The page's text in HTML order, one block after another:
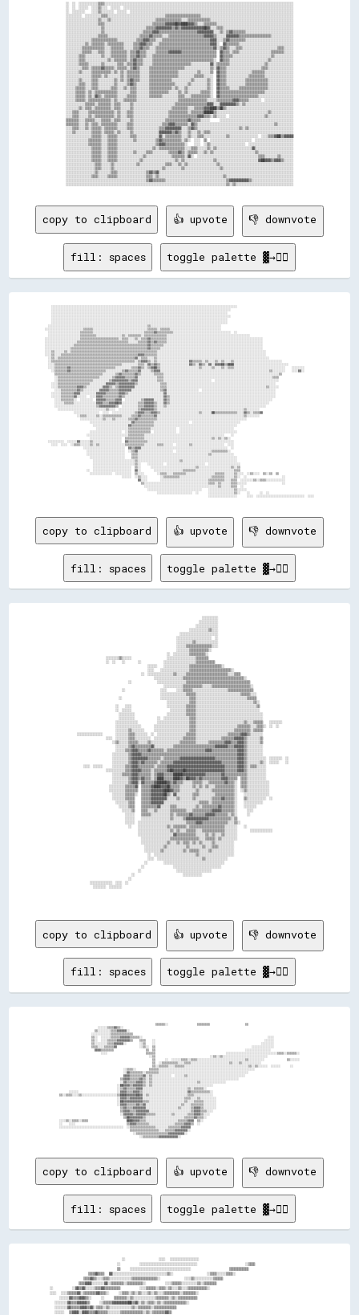
░░  ░░  ░░░░░░░░░░░░▒▒▒▒░░░░░░░░░░░░░░░░░░░░░░░░░░░░░░░░░░░░░░░░░░░░░░░░░░░░░░░░░░░░░░░░░░░░░░░░░░░░░░░░░░░░░░░░░░░░░░░░░░░░░░░░░░░░░░░░░░░░░░
░░  ░░  ░░░░░░  ░░░░▒▒░░░░  ░░░░░░  ░░░░░░░░░░░░░░░░░░░░░░░░░░░░░░░░░░░░░░░░░░░░░░░░░░░░░░░░░░░░░░░░░░░░░░░░░░░░░░░░░░░░░░░░░░░░░░░░░░░░░░░░░░
░░  ░░░░░░░░    ░░░░▒▒░░░░░░░░  ░░░░░░  ░░░░░░░░░░░░░░░░░░░░░░░░░░░░░░░░░░░░░░░░░░░░░░░░░░░░░░░░░░░░░░░░░░░░░░░░░░░░░░░░░░░░░░░░░░░░░░░░░░░░░░
░░░░░░░░░░  ░░░░░░░░░░▒▒▒▒░░░░░░░░░░░░░░░░░░░░░░░░░░░░░░░░░░░░▒▒▒▒▒▒▒▒▒▒▒▒▒▒▒▒▒▒▒▒▒▒░░░░░░░░░░░░░░░░░░░░░░░░░░░░░░░░░░░░░░░░░░░░░░░░░░░░░░░░░░
░░░░░░░░░░░░░░░░░░░░▒▒░░░░▒▒░░░░░░░░░░░░░░░░░░░░░░░░░░░░▒▒▒▒▒▒▒▒▒▒▒▒▒▒▒▒░░░░▒▒▒▒▒▒▒▒▒▒▒▒▒▒░░░░░░░░░░░░░░░░░░░░░░░░░░░░░░░░░░░░░░░░░░░░░░░░░░░░
░░░░░░░░░░░░░░░░░░░░▒▒▒▒░░░░░░░░░░░░░░░░░░░░░░░░░░░░░░▒▒▒▒▒▒▒▒▓▓▓▓▓▓██▓▓████▓▓▓▓▒▒░░░░▒▒▒▒▒▒▒▒░░░░░░░░░░░░░░░░░░░░░░░░░░░░░░░░░░░░░░░░░░░░░░░░
░░░░░░░░░░░░░░░░░░░░░░▒▒░░░░░░░░░░░░░░░░░░░░░░░░░░▒▒▒▒▒▒▓▓▓▓▓▓▓▓▓▓▒▒▓▓▒▒▓▓▓▓▓▓▓▓▓▓▓▓▓▓██▓▓░░░░▒▒▒▒░░░░░░░░░░░░░░░░░░░░░░░░░░░░░░░░░░░░░░░░░░░░
░░░░░░░░░░░░░░░░░░░░░░▒▒░░░░░░░░░░░░░░░░░░░░░░░░▒▒▒▒▒▒▓▓▓▓▒▒▒▒▒▒▒▒▒▒▒▒▒▒▒▒▒▒▒▒▒▒▒▒▓▓▓▓▓▓▓▓▓▓░░░░▒▒░░▒▒▓▓▒▒▒▒▒▒▒▒░░░░░░░░░░░░░░░░░░░░░░░░░░░░░░
░░░░░░░░░░░░░░░░░░░░▒▒▒▒▒▒░░░░░░░░░░░░░░░░░░░░▒▒▒▒▒▒▓▓▒▒▒▒▒▒░░░░▒▒▒▒▒▒▒▒▒▒▒▒▒▒▒▒▒▒▒▒▒▒▓▓▓▓▓▓▒▒░░░░░░▓▓▓▓▓▓▓▓▒▒▒▒▒▒▒▒▒▒▒▒▒▒▒▒▒▒▒▒░░░░░░░░░░░░░░
░░░░░░░░░░░░░░░░▒▒▒▒▒▒▒▒▒▒▒▒▒▒▒▒░░░░░░░░░░░░▒▒▒▒▓▓▓▓▒▒▒▒░░░░▒▒▒▒▒▒▒▒▒▒▒▒▒▒▒▒▒▒▒▒▒▒▒▒▒▒▒▒▒▒▓▓▓▓░░░░▒▒▓▓▒▒▒▒▒▒▒▒▒▒░░░░░░░░░░░░░░░░░░░░░░░░░░░░░░
░░░░░░░░░░░░▒▒░░▒▒▒▒▒▒▒▒░░▒▒▒▒▒▒▒▒▒▒░░░░░░▒▒▒▒▓▓▓▓▒▒▒▒░░░░▒▒▒▒▒▒▒▒▒▒▒▒▒▒▒▒▒▒▒▒▒▒▒▒▒▒▒▒▒▒▒▒▓▓▓▓░░  ▓▓▒▒▒▒▒▒▒▒░░░░░░░░░░░░░░░░░░░░░░░░░░░░░░░░░░
░░░░░░░░░░▒▒▒▒▒▒▒▒▒▒▒▒▒▒░░░░▒▒▒▒▒▒▒▒░░░░░░▒▒▒▒▓▓▒▒▒▒░░░░▒▒▒▒▒▒▒▒▒▒▒▒▒▒▒▒▒▒▒▒▒▒▒▒▒▒▒▒▒▒▒▒▒▒▒▒▓▓░░▒▒▓▓▒▒░░░░▒▒▒▒░░░░░░░░░░░░░░░░░░░░░░▒▒▒▒░░░░░░
░░░░░░░░░░▒▒▒▒▒▒░░░░▒▒▒▒░░░░▒▒▒▒▒▒▒▒▒▒░░▒▒▒▒▓▓▒▒▒▒░░░░░░▒▒▒▒▒▒▒▒▓▓▓▓▓▓▓▓▒▒▒▒▒▒▒▒▒▒▒▒▒▒▒▒▒▒▒▒▒▒  ▓▓▒▒▒▒░░▒▒▒▒░░░░░░░░░░░░░░░░░░░░▒▒▒▒▒▒▒▒░░░░░░
░░░░░░░░▒▒▒▒░░░░░░░░░░▒▒░░░░▒▒▒▒▒▒▒▒▒▒░░▒▒▒▒▓▓▒▒▒▒░░░░▒▒▒▒▒▒▒▒▒▒▒▒▒▒▒▒▒▒▒▒▒▒▒▒▒▒▒▒▒▒▒▒▒▒▒▒▒▒▒▒  ▓▓▒▒▒▒▒▒░░░░░░░░░░░░░░░░░░░░░░░░▒▒░░░░░░░░░░░░
░░░░░░░░▒▒▒▒░░░░░░░░░░░░░░▒▒░░▒▒▒▒▒▒▒▒░░▒▒▓▓▒▒▒▒░░░░░░▒▒▒▒▒▒▒▒▒▒▒▒▒▒▒▒▒▒▒▒▒▒▒▒▒▒▒▒▒▒▒▒▒▒▒▒▒▒░░  ▓▓▒▒▒▒░░░░░░░░░░░░░░░░░░░░░░░░▒▒░░░░░░░░░░░░░░
░░░░░░░░▒▒▒▒▒▒░░░░░░░░▒▒░░░░░░░░▒▒▒▒░░▒▒▒▒▓▓▒▒▒▒░░░░░░▒▒▒▒▒▒▒▒▒▒▒▒▒▒▒▒▒▒▒▒▒▒▒▒░░░░░░░░░░░░▓▓░░▒▒▒▒▒▒▒▒░░░░░░░░░░░░░░░░░░░░░░▒▒░░░░░░░░░░░░░░░░
░░░░░░░░░░▒▒▒▒░░▒▒▒▒▒▒▓▓▒▒▒▒▒▒░░▒▒▒▒▒▒░░▒▒▓▓▒▒░░░░░░▒▒▒▒▒▒▒▒▒▒▒▒▒▒▒▒▒▒▒▒▒▒░░░░░░░░░░░░░░░░▒▒░░▓▓▒▒▒▒░░░░░░░░░░░░░░░░░░░░░░▒▒▒▒░░░░░░░░░░░░░░░░
░░░░░░░░▒▒░░░░░░▒▒▒▒▒▒▒▒▒▒▒▒░░▒▒░░▒▒░░▒▒▒▒▒▒▒▒░░░░░░▒▒▒▒▒▒▒▒▒▒▒▒▒▒▒▒▒▒░░░░░░░░░░░░▒▒░░░░░░▒▒  ▓▓▒▒▒▒░░░░░░░░░░░░░░░░▒▒▒▒▒▒▒▒░░░░░░░░░░░░░░░░░░
░░░░░░░░░░░░░░░░▒▒▒▒▒▒░░▒▒░░░░░░░░▒▒░░▒▒▒▒▒▒▒▒░░░░░░▒▒▒▒▒▒▒▒▒▒▒▒▒▒▒▒▒▒░░░░░░░░░░▒▒▒▒▒▒░░░░░░  ▓▓▒▒▒▒░░░░░░░░░░░░░░▒▒▒▒▒▒▒▒▒▒░░░░░░░░░░░░░░░░░░
░░░░░░░░▒▒░░░░░░▒▒▒▒░░░░░░░░░░▒▒░░▒▒░░▒▒▓▓▒▒▒▒░░░░░░▒▒▒▒▒▒▒▒▒▒▒▒▒▒░░░░░░░░░░░░▒▒░░░░░░░░▒▒░░  ▓▓▒▒▒▒░░░░░░░░░░░░▒▒▒▒▒▒▒▒▒▒▒▒▒▒░░░░░░░░░░░░░░░░
░░░░░░░░▒▒▒▒░░░░▒▒▒▒░░░░░░░░░░▒▒░░░░░░▒▒▓▓▒▒░░░░░░░░▒▒▒▒▒▒▒▒▒▒▒▒▒▒▒▒░░░░░░░░▒▒░░░░░░░░░░▒▒░░  ▓▓▒▒▒▒░░░░░░░░░░░░▒▒▒▒▒▒▒▒▒▒▒▒▒▒░░░░░░░░░░░░░░░░
░░░░░░▒▒▒▒▒▒░░░░▒▒▒▒░░░░░░░░▒▒▒▒░░░░▒▒░░▒▒▒▒░░░░░░░░▒▒▒▒▒▒▒▒▒▒▒▒▒▒░░▒▒░░░░▒▒░░░░░░░░░░░░▒▒░░  ▓▓▒▒▒▒▒▒░░░░░░▒▒▒▒▒▒▒▒▒▒▒▒▒▒▒▒▒▒░░░░░░░░░░░░░░░░
░░░░░░▒▒▒▒▒▒░░▒▒░░▒▒▒▒▒▒▒▒▒▒▒▒▒▒░░░░░░░░▒▒▒▒░░░░░░░░▒▒▒▒▒▒▒▒▒▒▒▒░░░░░░▒▒░░▒▒░░░░░░░░▒▒▒▒▒▒░░  ▓▓▒▒▒▒▒▒▒▒▒▒▒▒▒▒▒▒▒▒▒▒▒▒▒▒▒▒▒▒░░░░░░░░░░░░░░░░░░
░░░░░░▒▒▒▒▒▒░░▒▒░░▓▓▒▒░░▒▒▒▒▒▒▒▒░░░░░░▒▒▒▒▒▒░░░░░░░░▒▒▒▒▒▒▒▒░░░░░░░░░░▒▒▒▒░░░░▒▒▒▒▒▒▒▒▒▒▒▒░░  ▓▓▒▒▒▒▒▒▒▒▒▒▒▒▒▒▒▒▒▒▒▒▒▒▒▒░░░░░░░░░░░░░░░░░░░░░░
░░░░░░▒▒▒▒▒▒░░▒▒▒▒▒▒▒▒▒▒▒▒▒▒░░▒▒░░░░▒▒▒▒▒▒▒▒░░░░░░░░░░░░░░░░░░░░░░░░░░▒▒▒▒▒▒▒▒▒▒▒▒▒▒▒▒▒▒░░░░░░▒▒▒▒▒▒▒▒▒▒▓▓▓▓▒▒▒▒▒▒░░░░░░░░  ░░░░░░░░░░░░░░░░░░
░░░░░░░░░░░░▒▒▒▒▒▒░░▒▒▒▒▒▒▒▒░░▒▒▒▒░░░░░░▒▒░░░░░░░░░░░░░░░░░░░░░░░░░░▒▒▒▒▒▒▒▒▒▒▒▒▒▒▒▒▒▒▒▒▓▓▓▓░░░░▓▓▓▓▓▓▓▓▓▓▒▒░░▒▒░░░░░░░░░░░░░░░░░░░░░░░░░░░░░░
░░░░░░░░▒▒░░▒▒▒▒░░▒▒▒▒▒▒▒▒▒▒░░▒▒▒▒░░░░░░▒▒░░░░░░░░░░░░░░░░░░░░░░░░▒▒▒▒▒▒▒▒▒▒░░░░▒▒▒▒▒▒▓▓▓▓████▒▒██▒▒░░░░░░░░░░░░░░░░░░░░░░░░░░░░░░░░░░░░░░░░░░
░░░░▒▒▒▒░░░░░░▒▒▒▒▒▒▒▒▒▒▒▒▒▒▒▒░░▒▒░░░░▒▒▒▒░░░░░░░░░░░░░░░░░░░░░░▒▒▒▒▒▒▒▒▒▒▒▒░░▒▒▒▒▒▒▒▒██████▒▒░░░░░░░░░░░░░░░░░░░░░░░░░░░░░░░░▒▒░░░░░░░░░░░░░░
░░░░▒▒▒▒░░░░░░▒▒░░▒▒▒▒▒▒▒▒▒▒▒▒░░▒▒░░░░▒▒▒▒░░░░░░░░░░░░░░░░░░░░░░▒▒▒▒▒▒▒▒▒▒▒▒▒▒▒▒▒▒▓▓▓▓▒▒▒▒░░▒▒░░░░░░  ░░░░░░░░░░░░░░░░░░░░░░▒▒░░░░░░░░░░░░░░░░
▒▒▒▒▒▒▒▒░░░░▒▒▒▒▒▒░░░░▒▒▒▒▒▒░░▒▒▒▒░░░░░░▒▒░░░░░░░░░░░░░░░░░░░░▒▒▒▒▒▒▒▒▒▒▒▒▒▒▓▓▒▒▒▒▒▒░░░░░░      ░░░░░░░░░░░░░░░░░░░░░░░░░░░░░░░░░░░░░░░░░░░░░░
▒▒▒▒▒▒▒▒░░░░▒▒░░▒▒▒▒░░▒▒▒▒▒▒▒▒▒▒░░░░░░▒▒▒▒░░░░░░░░░░░░░░░░░░▒▒▒▒▓▓▓▓▒▒▒▒▒▒▒▒░░▓▓▒▒░░░░░░░░░░░░░░░░░░░░░░░░░░░░░░░░░░░░░░░░░░░░░░░░▒▒░░░░░░░░░░
░░░░▒▒▒▒░░░░▒▒░░▒▒▒▒▒▒░░▒▒▒▒▒▒▒▒░░░░░░▒▒▒▒░░░░░░░░░░░░░░░░▒▒▒▒▓▓▓▓▓▓▓▓▓▓░░░░▒▒▓▓▒▒░░░░░░░░░░░░░░░░░░░░░░░░░░▒▒░░▒▒░░░░░░░░░░░░░░░░░░░░░░░░░░░░
░░░░▒▒░░░░░░░░░░▒▒▒▒▒▒░░▒▒▒▒▒▒░░▒▒░░░░░░▒▒░░░░░░░░░░░░░░░░▓▓▓▓▓▓▓▓▒▒▓▓▒▒░░░░▒▒░░░░▒▒░░▒▒▒▒░░░░░░░░░░░░░░░░░░░░░░░░░░░░░░░░░░░░░░░░░░░░░░░░░░░░
░░░░░░░░░░░░░░░░▒▒▒▒▒▒░░░░▒▒▒▒▒▒░░░░░░░░▒▒▒▒░░░░░░░░░░░░░░▓▓░░▒▒▒▒▒▒▒▒▒▒░░░░▒▒░░░░▒▒▒▒░░░░░░░░░░░░░░▒▒░░░░░░░░░░░░░░░░░░  ░░░░▒▒▒▒▓▓██▒▒▓▓▓▓▓▓
░░░░░░░░░░░░░░▒▒▒▒▒▒▒▒░░░░▒▒▒▒▒▒░░░░░░░░░░▒▒░░░░░░░░░░░░▒▒▓▓▒▒▒▒▒▒▒▒▒▒▒▒░░▒▒░░  ░░░░  ▒▒  ░░░░░░░░░░░░░░░░░░░░░░░░░░  ░░░░░░░░░░░░░░░░░░░░░░░░
░░░░░░░░░░░░░░▒▒▒▒▒▒▒▒░░░░▒▒▒▒▒▒░░░░░░░░░░░░░░░░░░░░░░░░▒▒▓▓▓▓▒▒▒▒▒▒▒▒▒▒▒▒░░    ░░░░  ░░▒▒░░░░░░░░░░░░░░░░░░░░░░  ░░░░░░░░░░░░░░░░░░░░░░░░░░░░
░░░░░░░░░░░░░░░░▒▒▒▒▒▒░░░░▒▒▒▒▒▒░░░░░░░░░░░░░░░░░░░░░░▒▒░░▒▒▒▒▒▒▒▒▒▒▒▒▒▒▒▒░░░░▒▒▒▒░░░░░░▒▒░░▒▒░░░░░░░░░░░░░░░░░░░░░░▓▓░░░░░░░░░░░░░░░░░░░░░░░░
░░░░░░░░░░░░░░░░▒▒▒▒▒▒░░░░▒▒▒▒▒▒░░░░░░░░░░▒▒░░░░░░▒▒▒▒░░░░░░░░░░▒▒▒▒▒▒▓▓▒▒░░▒▒▒▒▒▒░░░░▒▒░░▒▒░░░░░░░░░░░░░░░░░░░░░░░░░░▒▒░░░░░░░░░░░░░░░░░░░░░░
░░░░░░░░░░░░░░░░▒▒▒▒▒▒░░░░▒▒▒▒▒▒░░░░░░░░░░░░░░░░▒▒░░░░░░░░░░░░░░░░▒▒▒▒▒▒▒▒░░▓▓░░  ░░░░░░░░░░░░░░░░░░░░░░░░░░░░░░░░░░░░░░▒▒▒▒░░░░░░░░▒▒░░░░░░░░
░░░░░░░░░░░░░░░░▒▒▒▒▒▒░░░░▒▒▒▒▒▒░░░░░░░░░░░░░░▒▒░░░░░░░░░░░░░░░░░░░░▒▒░░▒▒░░░░░░░░░░░░░░░░░░▒▒░░░░░░░░░░░░░░░░░░░░░░░░░░▓▓██▓▓▓▓▒▒▓▓▓▓▒▒░░░░░░
░░░░░░░░░░░░░░░░░░▒▒▒▒░░░░░░▒▒░░░░░░░░░░░░░░▒▒░░░░░░░░░░░░░░░░▒▒▒▒░░░░▒▒░░▒▒░░░░░░░░░░░░░░░░░░▒▒░░░░░░░░░░░░░░░░░░░░░░░░░░░░░░░░░░░░░░░░░░░░░░
░░░░░░░░░░░░░░░░░░▒▒▒▒░░░░░░▒▒░░░░░░░░░░░░░░░░░░░░░░░░░░░░░░▒▒░░░░░░░░░░▒▒░░░░░░░░░░░░░░░░░░░░░░▒▒░░░░░░░░░░░░░░░░░░░░░░░░░░░░░░░░░░░░░░░░░░░░
░░░░░░░░░░░░░░░░░░▒▒░░░░░░░░▒▒▒▒░░░░░░░░░░░░░░░░░░▒▒▓▓▒▒▓▓░░░░░░░░░░░░░░░░░░░░░░░░░░░░░░░░░░░░░░░░░░░░░░░░░░░░░░░░░░░░░░░░░░░░░░░░░░░░░░░░░░░░
░░░░░░░░░░░░░░░░▒▒▒▒░░░░░░▒▒▒▒▒▒░░░░░░░░░░░░░░░░░░▒▒▒▒░░▒▒░░░░░░░░░░░░░░░░░░░░░░░░░░░░░░░░░░░░░░░░▒▒░░░░░░░░░░░░░░░░░░░░░░░░░░░░░░░░░░░░░░░░░░
░░░░░░░░░░░░░░░░░░░░░░░░░░░░░░░░░░░░░░░░░░░░░░░░░░▒▒▓▓▒▒▒▒▒▒▒▒░░░░░░░░░░░░░░░░░░░░░░░░░░░░░░░░░░░░░░▒▒▓▓▓▓▓▓▓▓▓▓▓▓▒▒░░░░░░░░░░░░░░░░░░░░░░░░░░
copy to clipboard 👍 upvote 👎 downvote
fill: spaces toggle palette ▓→✊🏽
copy to clipboard 👍 upvote 👎 downvote
fill: spaces toggle palette ▓→✊🏽
                                                                          ░░░░░░░░░░░░▒▒░░░░
                                                                  ░░░░░░░░░░▒▒░░░░░░░░░░░░░░
                                                                  ░░░░░░▒▒▒▒▒▒▒▒▒▒▒▒▒▒▒▒░░░░
                                                                  ░░░░░░░░▒▒▒▒▒▒▒▒▒▒▒▒░░
                                                            ░░  ░░░░░░░░░░▒▒▒▒▒▒▒▒▒▒░░
                      ░░░░░░░░▒▒░░░░░░                      ░░░░░░░░░░░░░░░░░░▒▒▒▒▒▒▒▒
                      ░░  ░░    ░░        ░░              ░░░░░░░░░░░░░░░░░░░░▒▒▒▒▒▒▒▒▒▒▒▒
                                                ░░░░░░    ░░░░░░░░░░░░░░░░▒▒▒▒▒▒▒▒▒▒▒▒▒▒▒▒▒▒▒▒░░
                                                ░░░░    ░░░░░░░░░░░░░░░░░░▒▒▒▒▒▒▒▒▒▒▒▒▒▒▒▒▒▒▒▒▒▒▒▒▒▒░░
                                            ░░  ░░░░░░░░░░░░░░░░▒▒░░░░░░▒▒▒▒▒▒▒▒▒▒▒▒▒▒▒▒▒▒▒▒▒▒▒▒▒▒░░░░▒▒▒▒
                                                    ░░░░░░░░░░░░░░░░░░▒▒▒▒▒▒▒▒▒▒▒▒▒▒▒▒▒▒▒▒▒▒▒▒▒▒▒▒▒▒▒▒▒▒▒▒▒▒░░
                                    ░░                ░░░░░░░░░░░░░░░░░░▒▒▒▒▒▒▒▒▒▒▒▒▒▒▒▒▒▒▒▒▒▒▒▒▒▒▒▒▒▒▒▒▒▒▒▒▒▒▒▒
                                                          ░░░░░░░░░░░░▒▒▒▒▒▒▒▒▒▒▒▒░░░░░░▒▒▒▒▒▒▒▒▒▒▒▒▒▒▒▒▒▒▒▒▒▒▒▒░░
                                ░░                      ░░░░      ░░░░▒▒▒▒▒▒░░░░░░░░░░░░░░░░░░░░░░▒▒▒▒▒▒▒▒▒▒▒▒▒▒▒▒
                                                        ░░░░░░░░░░░░░░░░▒▒▒▒▒▒░░░░░░░░░░░░░░░░░░░░░░░░░░░░▒▒▒▒▒▒░░░░
                              ░░                        ░░░░░░░░░░░░░░░░░░▒▒▒▒░░░░░░░░░░░░░░░░░░░░░░░░░░░░░░░░▒▒▒▒▒▒
                                                            ░░░░░░░░░░░░░░▒▒▒▒░░░░░░░░░░░░░░░░░░░░░░░░░░░░░░░░░░░░▒▒░░
                            ░░    ░░░░                      ░░░░░░░░░░░░▒▒▒▒▒▒░░░░░░░░░░░░░░░░░░░░░░░░░░░░░░░░░░░░░░▒▒
                            ░░  ░░░░░░                        ░░░░░░░░░░▒▒▒▒▒▒░░░░░░░░░░░░░░░░░░░░░░░░░░░░░░░░░░░░░░░░
                              ░░░░░░░░░░                    ░░░░░░░░░░░░▒▒▒▒▒▒░░░░░░░░░░░░░░░░░░░░░░░░░░░░░░░░░░░░░░░░░░
                              ░░░░░░░░░░              ░░  ░░░░░░░░░░░░░░░░▒▒▒▒░░░░░░░░░░░░░░░░░░░░░░░░░░░░░░░░░░░░░░░░░░
                            ░░░░░░░░░░░░░░            ░░░░░░░░░░░░░░░░░░░░▒▒▒▒░░░░░░░░░░░░░░░░░░░░░░░░░░░░░░▒▒░░░░▒▒▒▒▒▒    ░░░░░░░░
                            ░░░░░░░░░░░░░░░░        ░░░░░░░░░░░░░░░░░░░░░░▒▒▒▒░░░░░░░░░░░░░░░░░░░░░░░░░░▒▒▒▒▒▒▒▒░░░░▒▒▒▒░░  ░░  ░░
                            ░░░░░░░░▒▒░░░░░░░░      ░░░░░░░░░░░░░░░░░░░░░░▒▒▒▒░░░░░░░░░░░░░░░░░░░░░░░░▒▒▒▒▒▒▒▒▒▒░░▒▒▒▒▒▒
    ░░░░░░░░░░░░░░░░        ░░░░░░░░▒▒▒▒░░░░░░░░  ░░  ░░░░░░░░░░░░░░░░░░▒▒▒▒▒▒░░░░░░░░░░░░░░░░░░░░▒▒▒▒▒▒▒▒▓▓▓▓▒▒░░░░░░░░
                      ░░░░  ░░░░░░░░▒▒▒▒░░░░░░░░░░  ░░░░░░░░░░░░░░░░░░▒▒▒▒▒▒▒▒░░░░░░░░░░░░░░░░▒▒▒▒▒▒▒▒▓▓▓▓▓▓▒▒░░░░░░░░▒▒
                          ░░▒▒░░░░░░▒▒▒▒▒▒░░░░░░▒▒░░░░░░░░░░░░░░░░░░▒▒▒▒▒▒▒▒▒▒░░░░░░░░▒▒▒▒▒▒▒▒▒▒▓▓▓▓▒▒▒▒▓▓▓▓▒▒░░░░░░░░▒▒
                            ░░░░░░░░▒▒▓▓▒▒▒▒▒▒▒▒▒▒▓▓░░░░░░░░░░░░▒▒▒▒▒▒▒▒▒▒▒▒▒▒▒▒▒▒▒▒▒▒▒▒▒▒▓▓▓▓▓▓▓▓▒▒▒▒▓▓▓▓▓▓▒▒░░░░░░░░░░
                            ░░░░░░▒▒▒▒▓▓▓▓▒▒▒▒▒▒▓▓▒▒▒▒▒▒▒▒░░▒▒▒▒▒▒▒▒▒▒▒▒▒▒▒▒▒▒▒▒▒▒▒▒▓▓▓▓▒▒▒▒▒▒▒▒▒▒▒▒▒▒▒▒▓▓▓▓▒▒░░░░░░░░░░
                          ░░░░░░░░░░▒▒▓▓▓▓▓▓▒▒▒▒▒▒▒▒▒▒▒▒▒▒▒▒▒▒▒▒▒▒▒▒▒▒▒▒▒▒▒▒▒▒▒▒▒▒▒▒▒▒▒▒▒▒▒▒▒▒▒▒▒▒▒▒▒▒▒▒▓▓▓▓▒▒░░░░░░░░░░
                          ░░░░░░░░░░▒▒▓▓▓▓▓▓▓▓▓▓▒▒▒▒▒▒▒▒░░▒▒▒▒▒▒▒▒▒▒▓▓▓▓▓▓▓▓▓▓▓▓▓▓▓▓▓▓▓▓▓▓▒▒▒▒▒▒▒▒▒▒▒▒▒▒▓▓▓▓▒▒░░░░░░░░░░░░  ░░░░░░░░  ░░
                          ░░░░░░░░░░▒▒▓▓▓▓▒▒▓▓▒▒▒▒▒▒▒▒░░▒▒▒▒▒▒▒▒▓▓▓▓▓▓▓▓▓▓▓▓▓▓▓▓▓▓▓▓▓▓▓▓▓▓▓▓▓▓▒▒▒▒▒▒▒▒▒▒▓▓▓▓▒▒░░░░░░░░▒▒░░  ░░░░░░    ░░
        ░░░░  ░░░░░░      ░░░░░░░░▒▒▒▒▓▓▓▓▒▒▒▒▒▒▒▒▒▒░░▒▒▒▒▒▒▓▓▓▓▓▓▓▓▓▓▓▓▓▓▓▓▓▓▓▓▓▓▓▓▓▓▓▓▓▓▓▓▓▓▓▓▒▒▒▒▒▒▒▒▓▓▓▓▒▒░░▒▒▒▒░░░░░░
                      ░░░░░░░░░░░░▒▒▒▒▓▓▓▓▓▓▒▒▒▒▒▒░░▒▒▒▒▒▒▒▒▓▓██▓▓▓▓▓▓██▓▓▓▓▓▓▓▓▓▓▓▓▓▓▓▓▓▓▓▓▓▓▓▓▒▒▒▒▒▒▒▒▓▓▓▓▒▒░░░░░░░░░░░░
                          ░░░░░░▒▒▒▒▒▒▓▓▓▓▒▒▒▒▒▒▒▒░░▒▒▓▓▓▓▒▒▒▒▒▒██████▓▓▓▓▓▓▓▓▓▓▓▓▓▓▒▒▒▒▒▒▒▒▒▒▓▓▒▒▒▒▒▒▒▒▒▒▒▒▒▒░░░░░░░░░░░░
                          ░░░░░░░░░░▒▒▓▓▓▓▒▒▓▓▒▒▒▒░░▒▒████▒▒▒▒▒▒████▓▓▒▒██▓▓▓▓▒▒▓▓▒▒▒▒▒▒▒▒▒▒▒▒▓▓▓▓▒▒▒▒▒▒  ▒▒▒▒░░░░░░░░░░░░
                          ░░░░░░░░░░▒▒▓▓▓▓░░▓▓▒▒▒▒▒▒▓▓██████▓▓▒▒▓▓▒▒▒▒░░░░░░▒▒▒▒▒▒░░░░▒▒▒▒▒▒▒▒▒▒▓▓▒▒▒▒░░  ▒▒▒▒░░░░░░░░░░░░░░
                        ░░░░░░░░░░▒▒▒▒▒▒▓▓  ▒▒▒▒▒▒▓▓████▓▓▓▓██▒▒▒▒▒▒░░░░░░░░▒▒░░▒▒░░▒▒░░░░▒▒▒▒▒▒▒▒▒▒▒▒░░  ▒▒▒▒░░░░░░░░░░░░░░
                        ░░░░░░░░░░▒▒▒▒▒▒▒▒  ▒▒▒▒▒▒▓▓▓▓▓▓▓▓████▓▓▒▒▒▒░░░░░░░░░░▒▒░░░░░░░░▒▒▒▒▒▒▒▒▒▒▒▒▒▒░░  ░░▒▒░░░░░░░░░░░░░░
                          ░░░░░░░░▒▒▒▒▒▒░░  ▒▒▒▒▒▒▓▓▓▓▓▓▓▓██▒▒░░▓▓░░░░░░░░░░▒▒▒▒░░░░░░░░░░▒▒▒▒▒▒▒▒▒▒▒▒░░    ░░░░░░░░░░░░░░░░
                          ░░░░░░░░▒▒▒▒▒▒    ▒▒▒▒▒▒▓▓▓▓▓▓▓▓▓▓░░░░░░▒▒░░░░░░░░▒▒░░░░░░░░░░▒▒▒▒▒▒▓▓▒▒▒▒▒▒░░    ▒▒░░░░░░░░░░░░  ░░
                            ░░░░░░░░▒▒▒▒    ▒▒▒▒▒▒▓▓▓▓▓▓▓▓░░░░░░░░░░░░░░░░░░░░░░▒▒▒▒▒▒░░▒▒▒▒▒▒▒▒▒▒▒▒▒▒░░    ░░░░░░░░░░░░
                              ░░░░░░▒▒▒▒    ▒▒▒▒▒▒▒▒▒▒▓▓░░░░░░▒▒▒▒░░░░░░░░░░░░▒▒░░▒▒▒▒▒▒▒▒▒▒▓▓▒▒▒▒▒▒▒▒░░    ░░░░░░░░
                                ░░░░░░▒▒    ▒▒▒▒░░░░▒▒░░░░░░░░▒▒▒▒▒▒▒▒▒▒░░░░▒▒▒▒▒▒▒▒▒▒▒▒▓▓▓▓▓▓▒▒▒▒▒▒▒▒░░      ░░░░
                                  ░░░░░░    ▒▒▒▒▒▒░░░░░░░░░░░░▒▒░░▒▒▒▒▒▒▒▒▓▓▒▒▒▒▒▒▒▒▓▓▓▓▓▓▒▒▒▒▒▒▒▒░░▒▒░░      ░░
                                  ░░░░░░    ░░░░░░░░░░░░░░░░░░▒▒░░░░░░▒▒▓▓▓▓▓▓▓▓▓▓▓▓▓▓▒▒▒▒▒▒▒▒▒▒▒▒▒▒░░▒▒
                                  ░░░░░░  ░░░░░░░░░░░░░░░░░░░░░░░░░░░░░░▒▒▒▒▒▒▓▓▓▓▒▒▒▒▒▒▒▒▒▒▒▒▒▒▒▒░░░░▒▒░░
                                    ░░    ░░░░░░░░░░░░░░░░░░▒▒░░▒▒▒▒▒▒▒▒░░▒▒▒▒▒▒▒▒▒▒▒▒▒▒▒▒▒▒▒▒▒▒░░░░░░░░    ░░
                                          ░░░░░░░░░░░░░░░░░░░░▒▒░░▒▒░░░░▒▒▒▒▒▒░░░░▒▒▒▒▒▒▒▒▒▒▒▒▒▒░░░░░░░░        ░░░░░░░░░░░░░░
                                          ░░░░░░░░░░░░░░░░░░░░░░▓▓▒▒▒▒▒▒▒▒▒▒▒▒░░░░░░▒▒░░▒▒░░░░▒▒░░░░░░░░
                                            ░░░░░░░░░░░░░░░░░░▒▒▒▒▒▒▒▒▒▒▒▒▒▒▒▒▒▒░░░░▒▒▒▒▒▒░░▒▒░░░░░░░░░░
                                            ░░░░░░░░░░░░░░░░▒▒░░░░▒▒░░▒▒▒▒░░▒▒░░▒▒░░░░░░▒▒░░░░░░░░░░░░
                                              ░░░░░░░░░░░░▒▒░░░░░░░░░░░░▒▒░░░░░░░░▒▒░░░░▒▒▒▒░░░░░░░░░░
                                              ░░░░░░░░░░▒▒░░░░░░░░░░░░▒▒░░▒▒▒▒▒▒░░░░░░▒▒░░░░░░░░░░░░░░
                                                ░░  ░░░░░░░░░░░░░░░░░░░░░░░░░░▒▒░░░░░░░░░░░░░░░░░░░░░░
                                                ░░░░  ░░░░░░░░░░░░░░░░░░░░░░░░░░░░▒▒░░░░░░░░░░░░░░
copy to clipboard 👍 upvote 👎 downvote
fill: spaces toggle palette ▓→✊🏽
                          ░░░░░░▒▒▒▒▓▓▒▒░░
                        ▒▒░░░░░░░░▒▒▒▒▓▓▓▓▓▓░░
                      ▒▒░░  ░░░░░░▒▒▒▒▒▒▓▓▓▓▓▓▒▒▒▒▒▒░░                                                                              ░░░░
                      ▒▒░░  ░░░░▒▒▒▒▒▒▓▓▓▓▓▓▓▓▒▒    ▒▒▒▒    ░░                                                                    ░░░░░░
                      ▒▒░░░░░░░░▒▒▒▒▓▓▓▓▓▓░░        ░░▒▒    ░░                                                                  ░░░░░░░░
                      ▒▒▒▒░░░░▒▒▒▒▒▒▓▓              ░░▒▒░░  ▒▒                                                            ░░░░░░░░░░░░░░
                        ▓▓▓▓▒▒▒▒▒▒▒▒                    ▒▒  ▒▒                                                        ░░░░░░░░░░░░░░░░
                                          ░░▓▓▒▒▒▒▒▒▒▒░░▒▒▒▒▒▒▒▒░░░░░░░░░░░░░░░░░░░░░░░░░░░░░░░░░░░░░░░░░░░░░░░░░░░░░░░░
                                          ▓▓▓▓▒▒▒▒▒▒▒▒▓▓░░▒▒░░░░░░░░░░░░  ░░░░░░▒▒░░░░░░░░░░░░░░░░░░░░░░░░░░░░░░░░░░░░
                                        ▒▒▓▓▓▓▒▒▒▒▒▒▓▓▒▒░░▒▒░░░░░░░░░░░░░░░░░░░░░░░░░░░░░░░░░░░░░░░░░░░░░░░░░░░░░░
                                        ░░▓▓▒▒▒▒▒▒▓▓▓▓▒▒░░▒▒░░░░░░░░░░░░░░░░░░░░░░░░░░░░▒▒░░░░░░░░░░░░░░░░
                                      ░░██▓▓▓▓▒▒▓▓▓▓▓▓▒▒░░▒▒░░░░░░░░░░░░░░░░░░░░░░░░░░░░░░░░░░░░░░
                                      ░░▒▒▓▓▒▒▒▒▒▒▓▓▓▓░░░░░░░░░░░░░░░░░░░░░░░░░░░░▒▒░░▒▒▒▒▒▒░░
        ░░░░░░                        ░░▓▓▓▓▒▒▒▒▓▓▓▓▒▒░░░░░░░░░░░░░░░░░░░░░░░░░░░░▓▓▒▒▒▒▒▒▒▒▒▒▒▒░░
  ▒▒░░▒▒▒▒░░░░▒▒░░░░░░░░░░░░░░░░░░░░░░▒▒████▓▓▓▓▓▓██▓▓░░▒▒░░░░░░░░░░░░░░░░░░░░░░░░▒▒▒▒░░░░░░░░░░░░
                                      ░░▓▓▓▓▒▒▓▓▓▓▓▓▓▓░░░░░░░░░░░░░░░░░░░░░░░░░░▒▒▒▒░░░░▒▒░░░░░░░░░░
                                      ░░██▓▓▓▓▓▓▓▓▓▓▓▓▒▒▒▒░░░░░░░░░░░░░░░░░░░░░░▒▒░░░░▒▒▒▒▒▒░░░░░░░░
                                      ░░▓▓▓▓▒▒▒▒▒▒▓▓▒▒▓▓░░░░░░░░░░░░░░░░░░░░░░▒▒░░░░▒▒▒▒▒▒▒▒░░░░░░░░
                                        ▒▒▓▓▒▒▒▒▓▓▓▓▓▓▓▓░░░░░░░░░░░░░░░░░░░░▒▒░░░░░░▒▒▓▓▓▓▒▒░░░░░░░░
                                        ▒▒▓▓▓▓▒▒▒▒▓▓▓▓▓▓▓▓░░░░░░░░░░░░░░░░░░░░░░░░░░▒▒▓▓▓▓▒▒▒▒░░░░
                                        ░░▓▓▓▓▓▓▒▒▓▓▓▓▓▓▒▒▒▒▒▒░░░░░░░░░░▒▒░░░░░░░░▒▒▒▒▓▓▓▓▒▒░░░░
                                          ▒▒██▓▓▓▓▓▓▓▓▒▒░░░░░░░░░░░░░░░░░░░░░░░░▒▒▒▒▒▒▓▓▒▒▒▒░░
  ░░░░▒▒░░▒▒▒▒░░▒▒▒▒                        ████▓▓▓▓▒▒▒▒░░░░░░░░░░░░░░░░░░░░▒▒▒▒▒▒▓▓▓▓  ▒▒░░
  ░░    ░░░░                                ▒▒▓▓▓▓▒▒▒▒▒▒▒▒░░░░░░░░░░░░░░░░▒▒▒▒▒▒▓▓▓▓▒▒  ░░
  ░░░░░░░░░░░░░░░░░░░░░░░░░░░░░░░░░░░░░░░░  ░░▒▒▒▒▒▒▒▒▒▒▒▒▒▒▒▒░░░░░░░░▒▒▒▒▒▒▒▒▓▓▓▓▓▓
                                              ▒▒▒▒▒▒▒▒▒▒▒▒▒▒▒▒▒▒░░░░▒▒▒▒▒▒▓▓▓▓▓▓▓▓░░
                                                ░░▒▒▒▒▒▒▒▒▒▒▒▒▒▒▒▒▒▒▒▒▓▓▓▓▓▓▓▓▓▓░░
copy to clipboard 👍 upvote 👎 downvote
fill: spaces toggle palette ▓→✊🏽
                                ░░        ░░░░░░░░░░░░░░░░░░░░░░░░░░░░░░░░░░░░                    ░░▒▒▒▒
                                ▒▒    ░░░░░░░░░░░░░░░░░░░░░░░░░░░░░░░░░░░░░░                ▒▒▒▒▒▒▒▒▒▒▒▒
                    ▒▒▒▒▓▓▒▒▒▒  ▓▓░░░░░░░░░░░░░░░░░░░░░░░░░░░░░░░░░░▒▒░░              ░░▒▒▒▒░░░░░░▒▒▒▒░░
                  ▒▒▒▒▓▓▒▒░░░░▒▒▒▒░░░░░░░░░░░░░░▒▒▒▒▒▒▒▒▒▒▒▒▒▒▒▒░░          ░░░░▒▒░░░░░░░░░░░░▒▒▒▒▒▒
                ▒▒▒▒▓▓▓▓░░░░░░░░▓▓░░▒▒▒▒▒▒▒▒░░▒▒▒▒▒▒▒▒▒▒░░        ░░░░▒▒▒▒▒▒░░░░░░░░░░▒▒░░▒▒▒▒▒▒▒▒
    ░░        ░░▓▓▒▒▓▓░░░░░░▒▒▒▒▓▓▒▒▒▒▒▒▒▒▒▒        ░░░░▒▒▒▒▒▒░░▒▒▒▒░░▒▒░░░░▒▒░░░░▒▒▒▒▒▒▒▒▒▒▒▒░░
    ░░░░  ░░░░▒▒▒▒▒▒▓▓░░▒▒▒▒▒▒▒▒▓▓▒▒▒▒░░    ░░▒▒▒▒░░▒▒░░▒▒░░░░▒▒░░▒▒░░░░▒▒▒▒▒▒▒▒▒▒░░▒▒▒▒▒▒▒▒░░
        ░░░░░░▓▓▒▒▒▒▓▓▓▓▒▒░░    ░░    ▒▒▒▒▒▒▒▒░░▒▒░░░░░░░░░░░░░░▒▒▒▒▒▒▒▒░░▒▒░░▒▒▒▒▒▒▒▒▒▒▒▒
      ░░░░░░░░▓▓▒▒▒▒▓▓▓▓▓▓▒▒    ░░▒▒▒▒▒▒▓▓▓▓▓▓▓▓▓▓██▒▒▓▓░░▒▒░░▒▒▒▒░░▒▒░░▒▒▒▒▒▒▒▒▒▒▒▒▒▒░░
      ░░░░░░░░▓▓▒▒▒▒▒▒▓▓▓▓▒▒▓▓░░▒▒▒▒░░▒▒░░░░░░░░░░░░░░▒▒░░▒▒▒▒▒▒▒▒░░▒▒▒▒▒▒▒▒▒▒▒▒▒▒
      ░░░░░░  ▒▒▓▓▓▓░░▓▓▓▓▒▒▒▒▓▓▒▒▒▒▒▒░░░░░░░░▒▒▒▒▒▒▒▒▒▒▒▒▒▒░░▒▒░░▒▒▒▒▒▒▒▒▓▓▒▒